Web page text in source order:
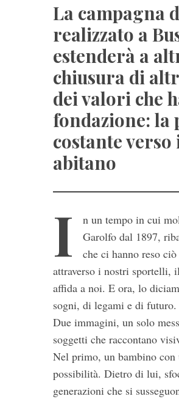
La campagna
realizzato a
estenderà a
chiusura di
dei valori che
fondazione: la
costante
abitano
I
n un tempo in cui
Garolfo dal 1897,
che ci hanno reso
attraverso i nostri sportelli,
affida a noi. E ora, lo
sogni, di legami e di futuro.
Due immagini, un solo
soggetti che raccontano
Nel primo, un bambino
possibilità. Dietro di lui,
generazioni che si
a
r
c